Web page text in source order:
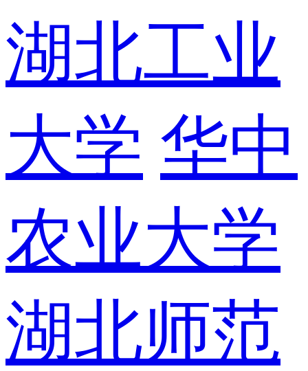
湖北工业
大学 华中
农业大学
湖北师范